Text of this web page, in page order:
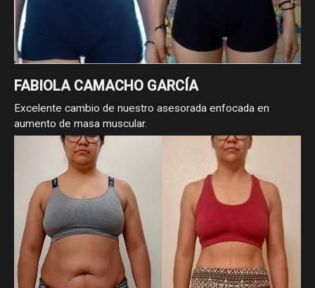
FABIOLA CAMACHO GARCÍA
Excelente cambio de nuestro asesorada enfocada en
aumento de masa muscular.